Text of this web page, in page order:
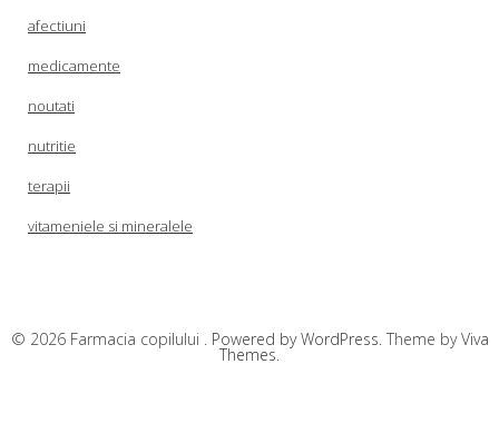
afectiuni
medicamente
noutati
nutritie
terapii
vitameniele si mineralele
© 2026 Farmacia copilului . Powered by WordPress. Theme byViva
Themes.